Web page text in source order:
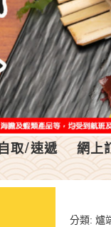
取/速遞 網上
分類: 爐